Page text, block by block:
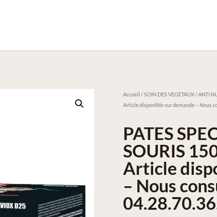
Accueil /SOIN DES VEGETAUX / ANTI
Article disponible sur demande – Nous
PATES
SOURIS
Article
– Nous